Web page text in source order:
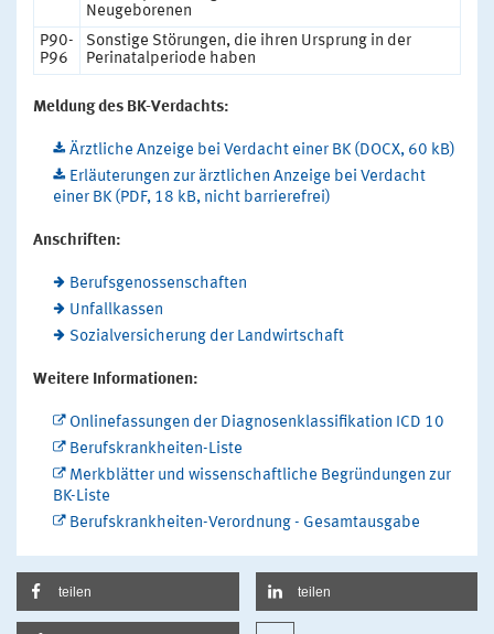
Neugeborenen
P90-
P96
Sonstige Störungen, die ihren Ursprung in der
Perinatalperiode haben
Meldung des BK-Verdachts:
Ärztliche Anzeige bei Verdacht einer BK (DOCX, 60 kB)
Erläuterungen zur ärztlichen Anzeige bei Verdacht
einer BK (PDF, 18 kB, nicht barrierefrei)
Anschriften:
Berufsgenossenschaften
Unfallkassen
Sozialversicherung der Landwirtschaft
Weitere Informationen:
Onlinefassungen der Diagnosenklassifikation ICD 10
Berufskrankheiten-Liste
Merkblätter und wissenschaftliche Begründungen zur
BK-Liste
Berufskrankheiten-Verordnung - Gesamtausgabe
teilen teilen